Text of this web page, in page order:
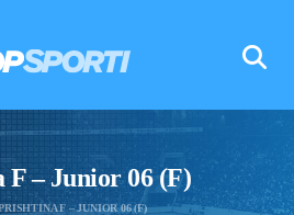
F – Junior 06 (F)
F – JUNIOR 06 (F)